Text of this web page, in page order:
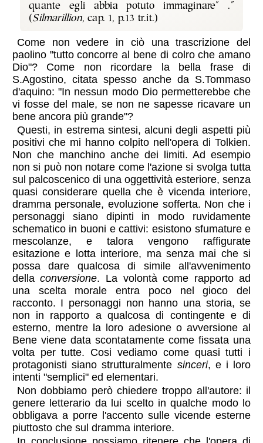
quante egli abbia potuto immaginare" ."
(Silmarillion, cap. 1, p.13 tr.it.)
Come non vedere in ciò una trascrizione del
paolino "tutto concorre al bene di colro che amano
Dio"? Come non ricordare la bella frase di
S.Agostino, citata spesso anche da S.Tommaso
d'aquino: "In nessun modo Dio permetterebbe che
vi fosse del male, se non ne sapesse ricavare un
bene ancora più grande"?
Questi, in estrema sintesi, alcuni degli aspetti più
positivi che mi hanno colpito nell'opera di Tolkien.
Non che manchino anche dei limiti. Ad esempio
non si può non notare come l'azione si svolga tutta
sul palcoscenico di una oggettività esteriore, senza
quasi considerare quella che è vicenda interiore,
dramma personale, evoluzione sofferta. Non che i
personaggi siano dipinti in modo ruvidamente
schematico in buoni e cattivi: esistono sfumature e
mescolanze, e talora vengono raffigurate
esitazione e lotta interiore, ma senza mai che si
possa dare qualcosa di simile all'avvenimento
dellaconversione. La volontà come rapporto ad
una scelta morale entra poco nel gioco del
racconto. I personaggi non hanno una storia, se
non in rapporto a qualcosa di contingente e di
esterno, mentre la loro adesione o avversione al
Bene viene data scontatamente come fissata una
volta per tutte. Cosi vediamo come quasi tutti i
protagonisti siano strutturalmente sinceri, e i loro
intenti "semplici" ed elementari.
Non dobbiamo però chiedere troppo all'autore: il
genere letterario da lui scelto in qualche modo lo
obbligava a porre l'accento sulle vicende esterne
piuttosto che sul dramma interiore.